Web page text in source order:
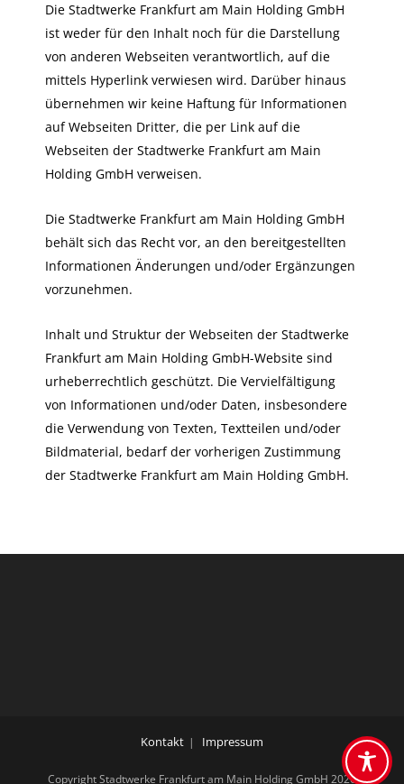
Die Stadtwerke Frankfurt am Main Holding GmbH
ist weder für den Inhalt noch für die Darstellung
von anderen Webseiten verantwortlich, auf die
mittels Hyperlink verwiesen wird. Darüber hinaus
übernehmen wir keine Haftung für Informationen
auf Webseiten Dritter, die per Link auf die
Webseiten der Stadtwerke Frankfurt am Main
Holding GmbH verweisen.
Die Stadtwerke Frankfurt am Main Holding GmbH
behält sich das Recht vor, an den bereitgestellten
Informationen Änderungen und/oder Ergänzungen
vorzunehmen.
Inhalt und Struktur der Webseiten der Stadtwerke
Frankfurt am Main Holding GmbH-Website sind
urheberrechtlich geschützt. Die Vervielfältigung
von Informationen und/oder Daten, insbesondere
die Verwendung von Texten, Textteilen und/oder
Bildmaterial, bedarf der vorherigen Zustimmung
der Stadtwerke Frankfurt am Main Holding GmbH.
Kontakt Impressum
Copyright Stadtwerke Frankfurt am Main Holding GmbH 2026